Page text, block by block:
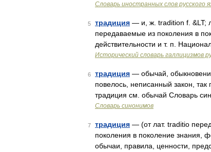
Словарь иностранных слов русского
5 традиция — и, ж. tradition f. &LT;
передаваемые из поколения в
действительности и т. п.
Исторический словарь галлицизмов
6 традиция — обычай,
повелось, неписанный закон,
традиция см. обычай Словарь
Словарь синонимов
7 традиция — (от лат. traditio
поколения в поколение знания,
обычаи, правила, ценности,